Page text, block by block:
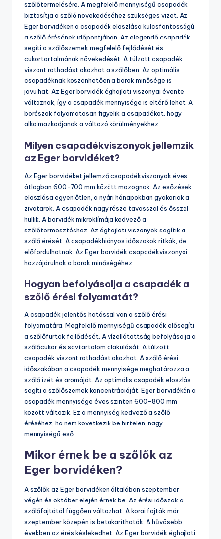
szőlőtermelésére. A megfelelő mennyiségű csapadék
biztosítja a szőlő növekedéséhez szükséges vizet. Az
Eger borvidéken a csapadék eloszlása kulcsfontosságú
a szőlő érésének időpontjában. Az elegendő csapadék
segíti a szőlőszemek megfelelő fejlődését és
cukortartalmának növekedését. A túlzott csapadék
viszont rothadást okozhat a szőlőben. Az optimális
csapadéknak köszönhetően a borok minősége is
javulhat. Az Eger borvidék éghajlati viszonyai évente
változnak, így a csapadék mennyisége is eltérő lehet. A
borászok folyamatosan figyelik a csapadékot, hogy
alkalmazkodjanak a változó körülményekhez.
Milyen csapadékviszonyok jellemzik
az Eger borvidéket?
Az Eger borvidéket jellemző csapadékviszonyok éves
átlagban 600-700 mm között mozognak. Az esőzések
eloszlása egyenlőtlen, a nyári hónapokban gyakoriak a
zivatarok. A csapadék nagy része tavasszal és ősszel
hullik. A borvidék mikroklímája kedvező a
szőlőtermesztéshez. Az éghajlati viszonyok segítik a
szőlő érését. A csapadékhiányos időszakok ritkák, de
előfordulhatnak. Az Eger borvidék csapadékviszonyai
hozzájárulnak a borok minőségéhez.
Hogyan befolyásolja a csapadék a
szőlő érési folyamatát?
A csapadék jelentős hatással van a szőlő érési
folyamatára. Megfelelő mennyiségű csapadék elősegíti
a szőlőfürtök fejlődését. A vízellátottság befolyásolja a
szőlőcukor és savtartalom alakulását. A túlzott
csapadék viszont rothadást okozhat. A szőlő érési
időszakában a csapadék mennyisége meghatározza a
szőlő ízét és aromáját. Az optimális csapadék eloszlás
segíti a szőlőszemek koncentrációját. Eger borvidékén a
csapadék mennyisége éves szinten 600-800 mm
között változik. Ez a mennyiség kedvező a szőlő
éréséhez, ha nem következik be hirtelen, nagy
mennyiségű eső.
Mikor érnek be a szőlők az
Eger borvidéken?
A szőlők az Eger borvidéken általában szeptember
végén és október elején érnek be. Az érési időszak a
szőlőfajtától függően változhat. A korai fajták már
szeptember közepén is betakaríthatók. A hűvösebb
években az érés késlekedhet. Az Eger borvidék éghajlati